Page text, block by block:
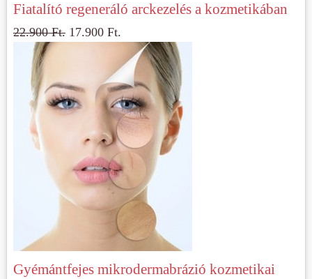
Fiatalító regeneráló arckezelés a kozmetikában
22.900Ft. 17.900Ft.
Gyémántfejes mikrodermabrázió kozmetikai